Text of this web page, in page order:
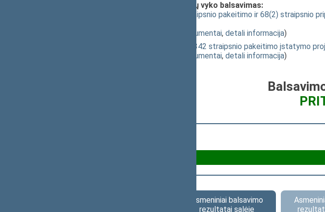
Klausimai (svarstyti kartu), dėl kurių vyko balsavimas:
Baudžiamojo kodekso 68(1) straipsnio pakeitimo ir 68(2) straipsnio
susiję dokumentai, detali informacija)
Baudžiamojo proceso kodekso 342 straipsnio pakeitimo įstatymo
susiję dokumentai, detali informacija)
Asmeniniai balsavimo
rezultatai salėje